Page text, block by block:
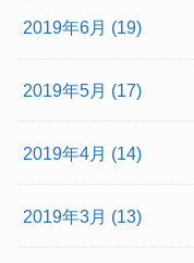
2019年6月 (19)
2019年5月 (17)
2019年4月 (14)
2019年3月 (13)